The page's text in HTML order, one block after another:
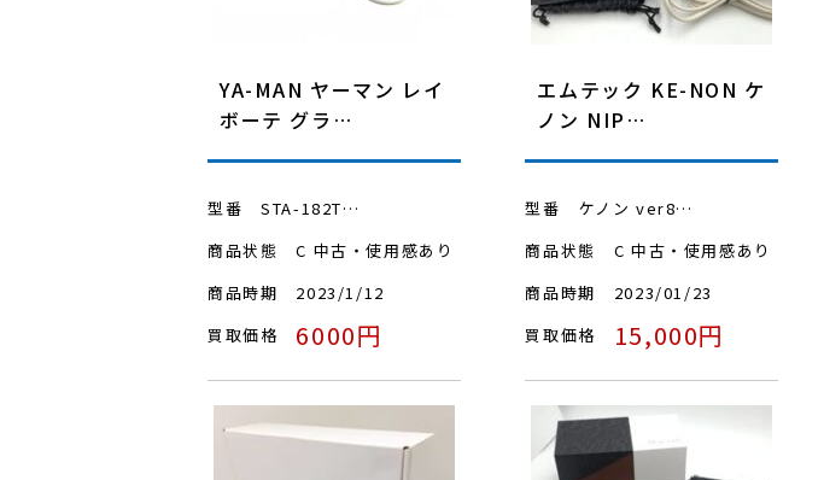
YA-MAN ヤーマン レイ
ボーテ グラ…
型番
STA-182T…
商品状態
C 中古・使用感あり
商品時期
2023/1/12
買取価格
6000円
エムテック KE-NON ケ
ノン NIP…
型番
ケノン ver8…
商品状態
C 中古・使用感あり
商品時期
2023/01/23
買取価格
15,000円